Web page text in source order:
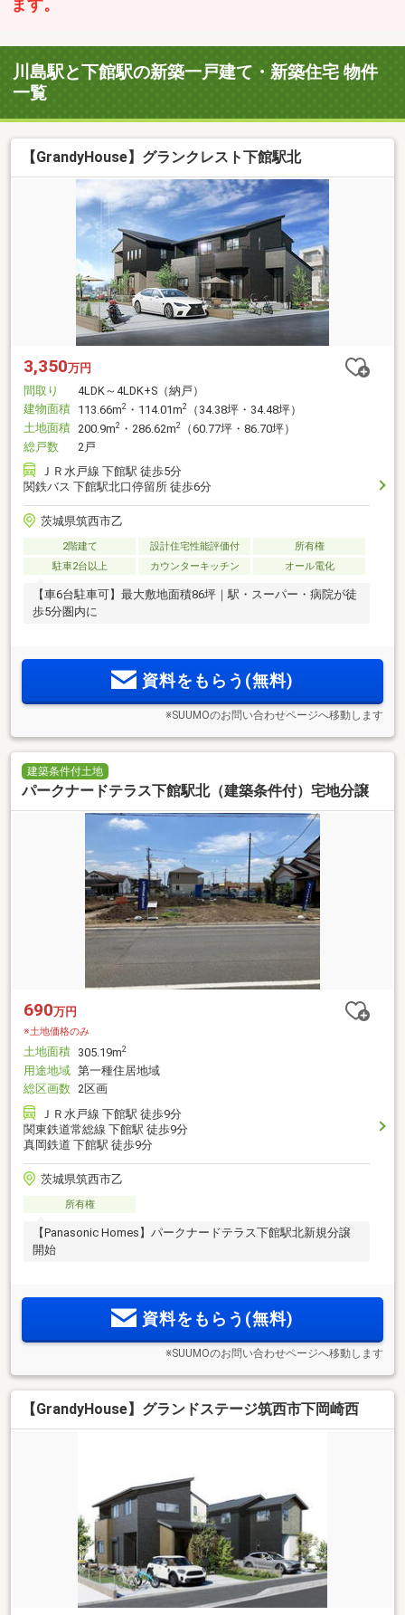
ます。
川島駅と下館駅の新築一戸建て・新築住宅 物件
一覧
【GrandyHouse】グランクレスト下館駅北
3,350万円
間取り
4LDK～4LDK+S（納戸）
建物面積 113.66m2 ・114.01m2
（34.38坪・34.48坪）
土地面積 200.9m2 ・286.62m2
（60.77坪・86.70坪）
総戸数
2戸
ＪＲ水戸線 下館駅 徒歩5分
関鉄バス 下館駅北口停留所 徒歩6分
茨城県筑西市乙
2階建て 設計住宅性能評価付
所有権
駐車2台以上
カウンターキッチン オール電化
【車6台駐車可】最大敷地面積86坪｜駅・スーパー・病院が徒
歩5分圏内に
資料をもらう(無料)
※SUUMOのお問い合わせページへ移動します
建築条件付土地
パークナードテラス下館駅北（建築条件付）宅地分譲
690万円
※土地価格のみ
土地面積 305.19m2
用途地域 第一種住居地域
総区画数 2区画
ＪＲ水戸線 下館駅 徒歩9分
関東鉄道常総線 下館駅 徒歩9分
真岡鉄道 下館駅 徒歩9分
茨城県筑西市乙
所有権
【Panasonic Homes】パークナードテラス下館駅北新規分譲
開始
資料をもらう(無料)
※SUUMOのお問い合わせページへ移動します
【GrandyHouse】グランドステージ筑西市下岡崎西